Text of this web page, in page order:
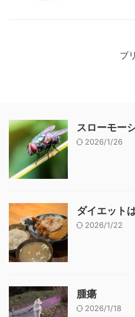
ブ
スローモー
2026/1/26
ダイエット
2026/1/22
腫瘍
2026/1/18